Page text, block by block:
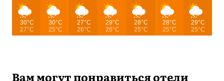
30°C
27°C
30°C
25°C
27°C
26°C
29°C
26°C
28°C
25°C
28°C
25°C
29°C
25°C
Вам могут понравиться отели